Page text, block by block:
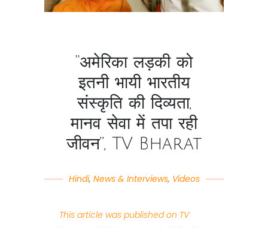
“अमेरिका लड़की को
इतनी भायी भारतीय
संस्कृति की दिव्यता,
मानव सेवा में तपा रही
जीवन”, TV Bharat
Hindi, News & Interviews, Videos
This article was published on TV